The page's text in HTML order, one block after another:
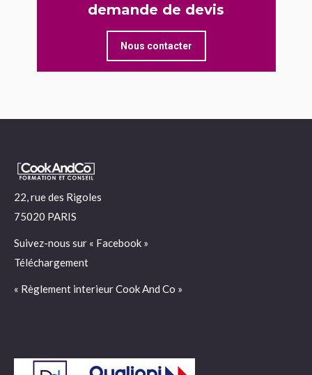
demande de devis
Nous contacter
22, rue des Rigoles
75020 PARIS
Suivez-nous sur « Facebook »
Téléchargement
« Règlement interieur Cook And Co »